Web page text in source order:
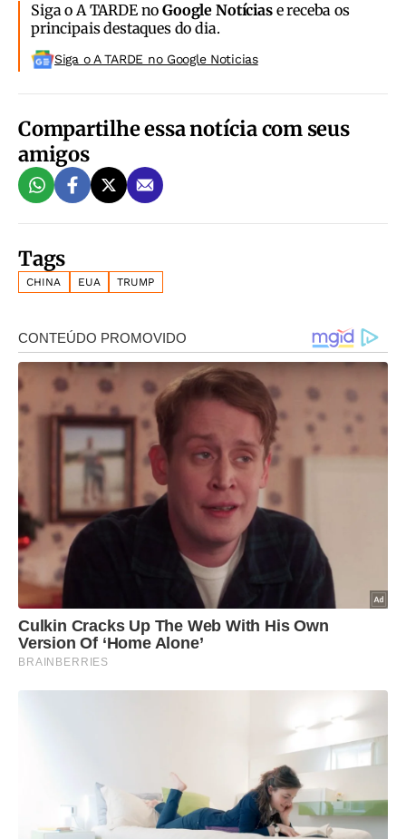
Siga o A TARDE noGoogle Notíciase receba os
principais destaques do dia.
Siga o A TARDE no Google Noticias
Compartilhe essa notícia com seus
amigos
Tags
CHINA EUA TRUMP